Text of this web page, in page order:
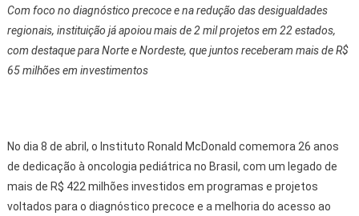
Com foco no diagnóstico precoce e na redução das desigualdades
regionais, instituição já apoiou mais de 2 mil projetos em 22 estados,
com destaque para Norte e Nordeste, que juntos receberam mais de R$
65 milhões em investimentos
No dia 8 de abril, o Instituto Ronald McDonald comemora 26 anos
de dedicação à oncologia pediátrica no Brasil, com um legado de
mais de R$ 422 milhões investidos em programas e projetos
voltados para o diagnóstico precoce e a melhoria do acesso ao